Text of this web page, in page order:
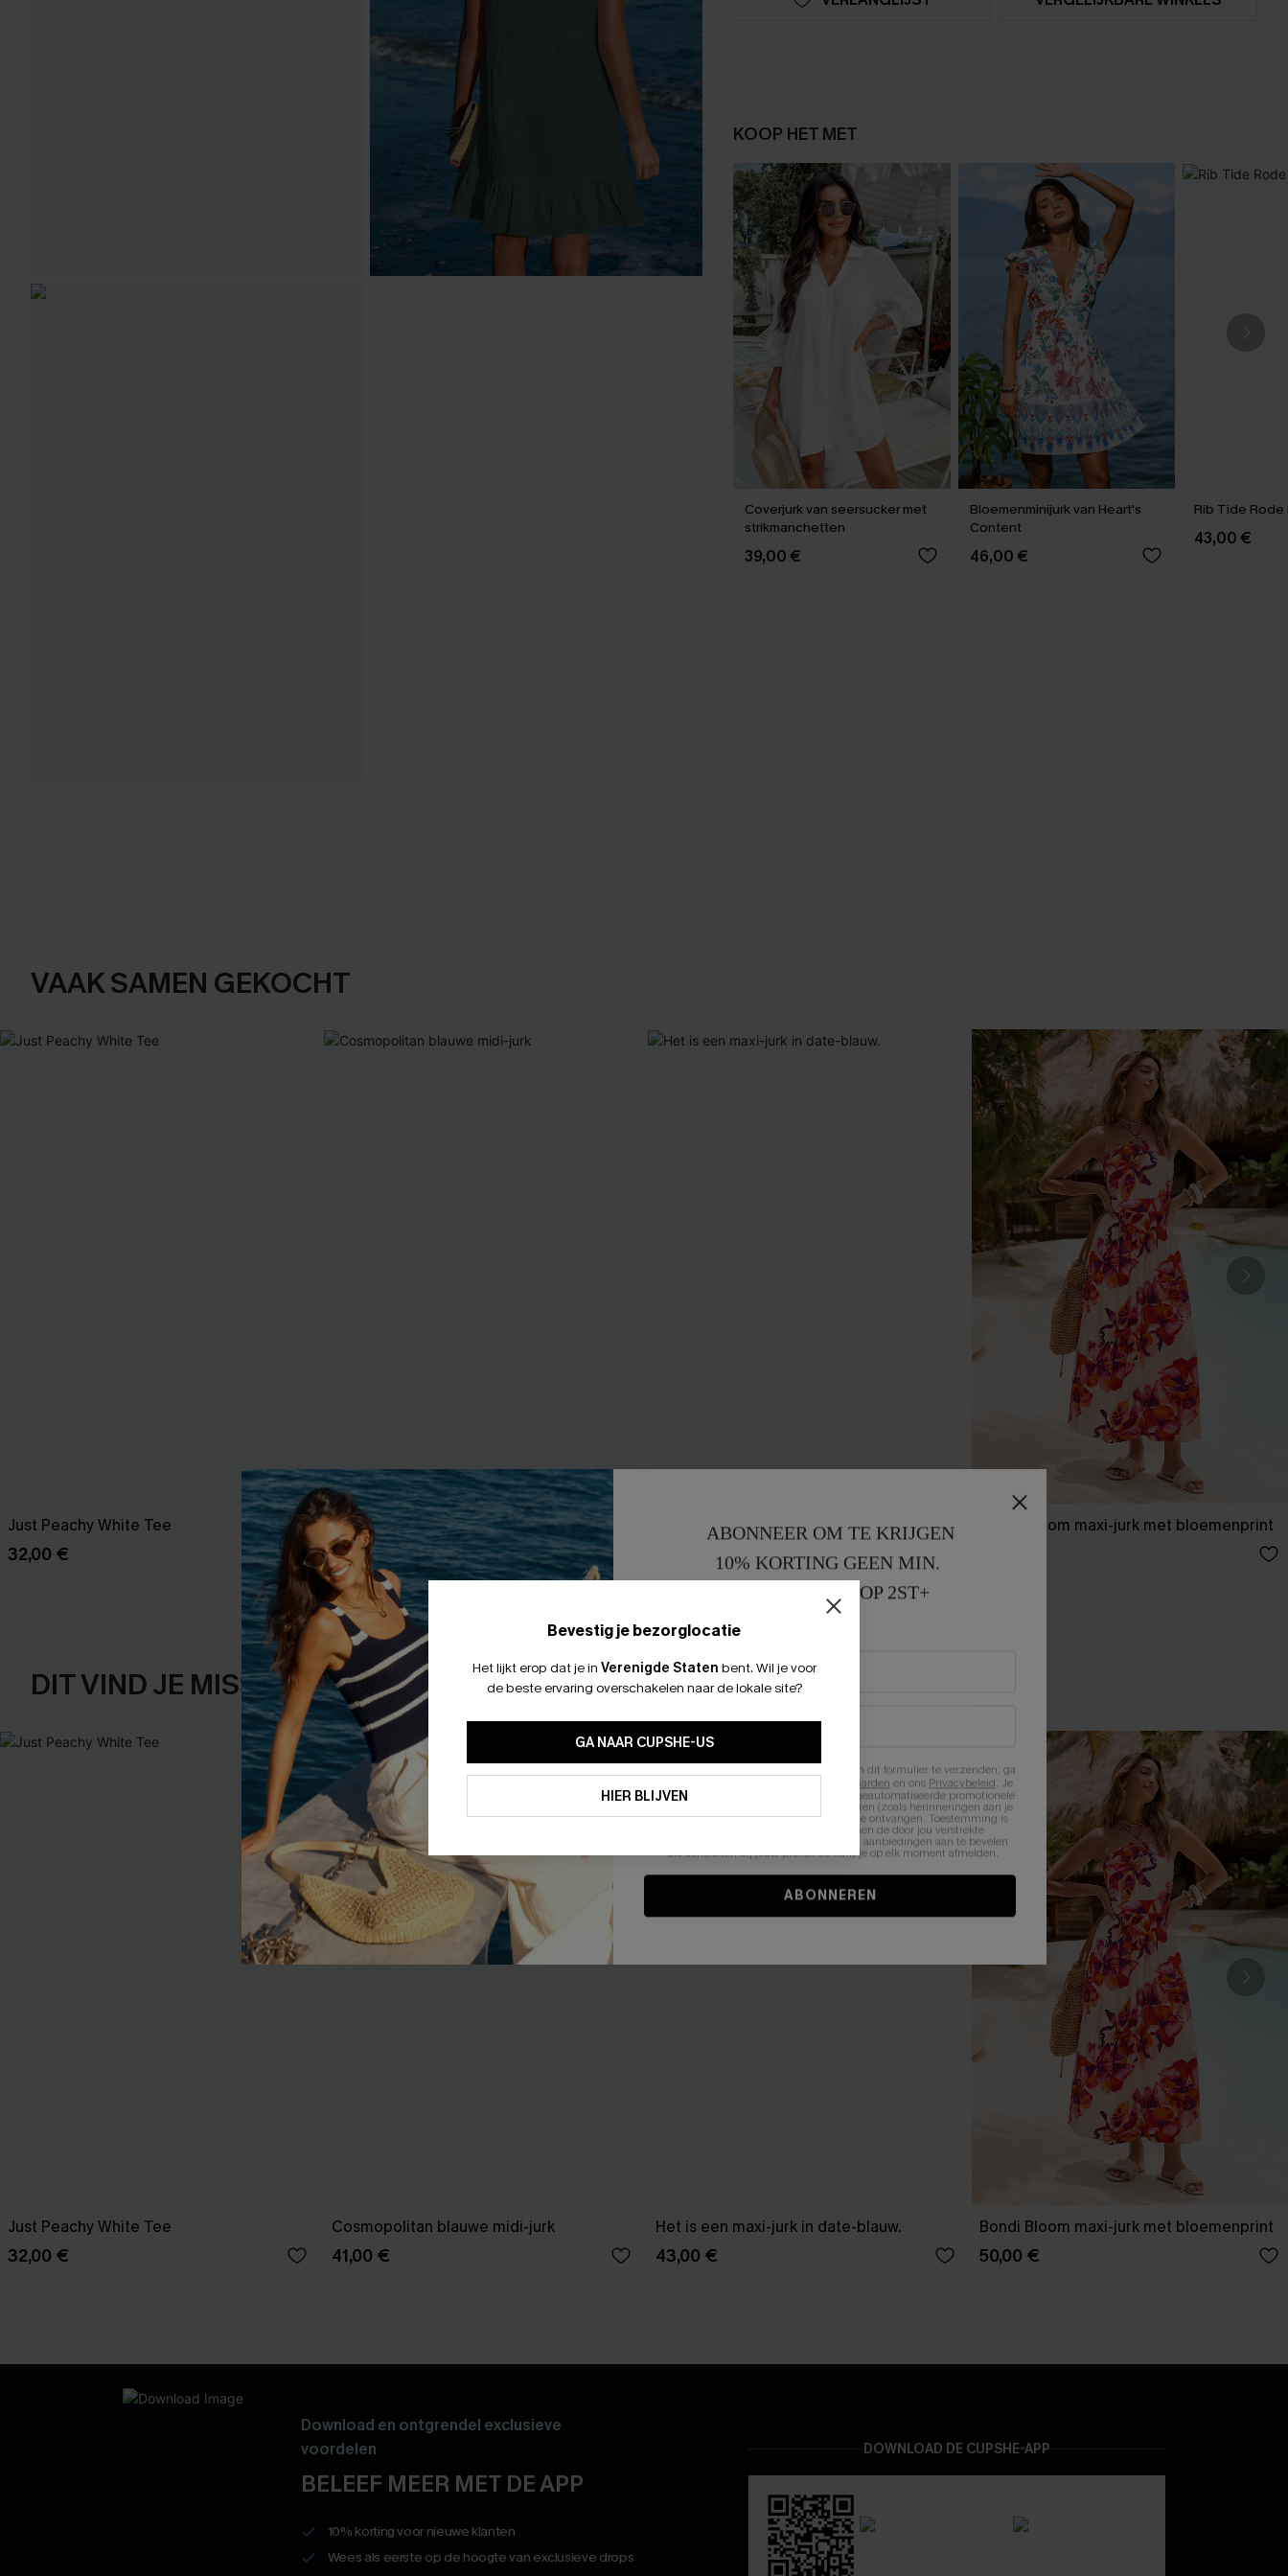
KOOP HET MET
Coverjurk van seersucker met
strikmanchetten
39,00 €
Bloemenminijurk van Heart's
Content
46,00 €
Rib Tide Rode
43,00 €
VAAK SAMEN GEKOCHT
Just Peachy White Tee
32,00 €
Cosmopolitan blauwe midi-jurk
41,00 €
Het is een maxi-jurk in date-blauw.
43,00 €
Bondi Bloom maxi-jurk met bloemenprint
DIT VIND JE MISSCHIEN OOK LEUK
Just Peachy White Tee
32,00 €
Cosmopolitan blauwe midi-jurk
41,00 €
Het is een maxi-jurk in date-blauw.
43,00 €
Bondi Bloom maxi-jurk met bloemenprint
50,00 €
Download en ontgrendel exclusieve
voordelen
BELEEF MEER MET DE APP
10% korting voor nieuwe klanten
Wees als eerste op de hoogte van exclusieve drops
DOWNLOAD DE CUPSHE-APP
Bevestig je bezorglocatie
Het lijkt erop dat je in Verenigde Staten bent. Wil je voor
de beste ervaring overschakelen naar de lokale site?
GA NAAR CUPSHE-US
HIER BLIJVEN
ABONNEER OM TE KRIJGEN
10% KORTING GEEN MIN.
15% KORTING OP 2ST+
Door je contactgegevens in te vullen en dit formulier te verzenden, ga
Algemene Voorwaarden en ons Privacybeleid. Je
stemt er tevens mee in om herhaalde geautomatiseerde promotionele
en gepersonaliseerde marketingberichten (zoals herinneringen aan je
winkelwagen) en e-mails van Cupshe te ontvangen. Toestemming is
niet vereist voor een aankoop. We kunnen de door jou verstrekte
informatie gebruiken om producten en aanbiedingen aan te bevelen
die aansluiten bij jouw profiel. Je kunt je op elk moment afmelden.
ABONNEREN